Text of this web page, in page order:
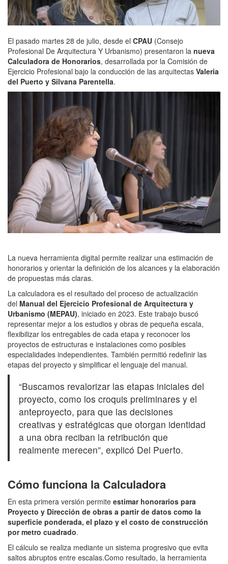
El pasado martes 28 de julio, desde el CPAU (Consejo
Profesional De Arquitectura Y Urbanismo) presentaron la nueva
Calculadora de Honorarios, desarrollada por la Comisión de
Ejercicio Profesional bajo la conducción de las arquitectas Valeria
del Puerto y Silvana Parentella.
La nueva herramienta digital permite realizar una estimación de
honorarios y orientar la definición de los alcances y la elaboración
de propuestas más claras.
La calculadora es el resultado del proceso de actualización
del Manual del Ejercicio Profesional de Arquitectura y
Urbanismo (MEPAU), iniciado en 2023. Este trabajo buscó
representar mejor a los estudios y obras de pequeña escala,
flexibilizar los entregables de cada etapa y reconocer los
proyectos de estructuras e instalaciones como posibles
especialidades independientes. También permitió redefinir las
etapas del proyecto y simplificar el lenguaje del manual.
“Buscamos revalorizar las etapas iniciales del
proyecto, como los croquis preliminares y el
anteproyecto, para que las decisiones
creativas y estratégicas que otorgan identidad
a una obra reciban la retribución que
realmente merecen”, explicó Del Puerto.
Cómo funciona la Calculadora
En esta primera versión permite estimar honorarios para
Proyecto y Dirección de obras a partir de datos como la
superficie ponderada, el plazo y el costo de construcción
por metro cuadrado.
El cálculo se realiza mediante un sistema progresivo que evita
saltos abruptos entre escalas.Como resultado, la herramienta